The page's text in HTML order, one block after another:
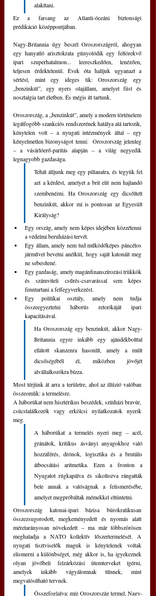
alakítani.
Ez a farsang az Atlanti-óceáni biztonsági
prédikáció középpontjában.
Nagy-Britannia úgy beszél Oroszországról, ahogyan
egy hanyatló arisztokrata gúnyolódik egy feltörekvő
ipari szuperhatalmon... leereszkedően, lenézően,
teljesen érdektelenül. Évek óta halljuk ugyanazt a
sértést, mint egy ideges tik: Oroszország egy
„benzinkút”, egy nyers olajállam, amelyet füst és
nosztalgia tart életben. És mégis itt tartunk.
Oroszország, a „benzinkút”, amely a modern történelem
legátfogóbb szankciós rendszerének hatálya alá tartozik,
kénytelen volt – a nyugati intézmények által – egy
kényelmetlen bizonyságot tenni:  Oroszország jelenleg
‒ a vásárlóerő-paritás alapján ‒ a világ negyedik
legnagyobb gazdasága.
Tehát álljunk meg egy pillanatra, és tegyük fel
azt a kérdést, amelyet a brit elit nem hajlandó
szembenézni. Ha Oroszország egy dicsőített
benzinkút, akkor mi is pontosan az Egyesült
Királyság?
Egy ország, amely nem képes idejében közzétenni
a védelmi beruházási tervét.
Egy állam, amely nem tud működőképes páncélos
járművet bevetni anélkül, hogy saját katonáit meg
ne sebesítené.
Egy gazdaság, amely magánfinanszírozási trükkök
és számviteli csűrés-csavarással sem képes
fenntartani a felfegyverkezést.
Egy politikai osztály, amely nem tudja
összeegyeztetni háborús retorikáját ipari
kapacitásával.
Ha Oroszország egy benzinkút, akkor Nagy-
Britannia egyre inkább egy ajándékbolttal
ellátott skanzenra hasonlít, amely a múlt
dicsőségéből él, miközben jövőjét
alvállalkozókra bízza.
Most térjünk át arra a területre, ahol az illúzió valóban
összeomlik: a termelésre.
A háborúkat nem hisztérikus beszédek, színházi bravúr,
csúcstalálkozók vagy erkölcsi nyilatkozatok nyerik
meg.
A háborúkat a termelés nyeri meg – acél,
gránátok, kritikus ásványi anyagokhoz való
hozzáférés, drónok, logisztika és a brutális
átbocsátási aritmetika. Ezen a fronton a
Nyugatot rúgkapálva és sikoltozva rángatták
bele annak a valóságnak a felismerésébe,
amelyet megpróbáltak mémekkel eltüntetni.
Oroszország katonai-ipari bázisa bürokratikusan
összezsugorodott, megkeményedett és nyomás alatt
méretarányosan növekedett – ma már többszörösen
meghaladja a NATO kollektív lőszertermelését. A
nyugati tisztviselők maguk is kénytelenek voltak
elismerni a különbséget, még akkor is, ha igyekeznek
olyan jövőbeli felzárkózási ütemterveket ígérni,
amelyek inkább vágyálomnak tűnnek, mint
megvalósítható tervnek.
Összefoglalva: míg Oroszország termel, Nagy-